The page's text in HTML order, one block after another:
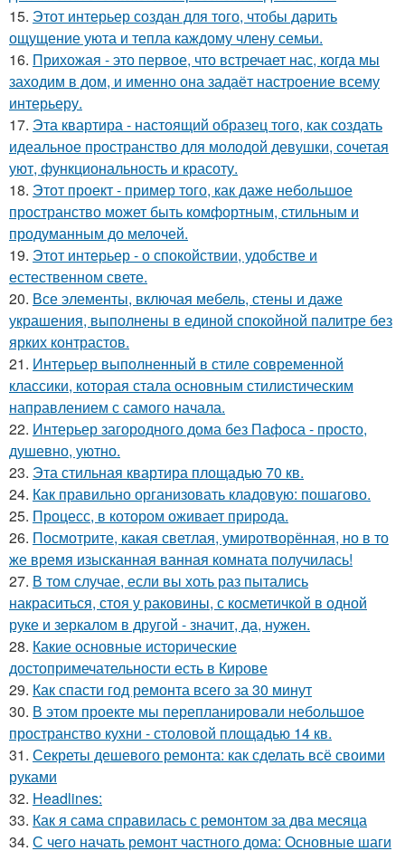
15. Этот интерьер создан для того, чтобы дарить
ощущение уюта и тепла каждому члену семьи.
16. Прихожая - это первое, что встречает нас, когда мы
заходим в дом, и именно она задаёт настроение всему
интерьеру.
17. Эта квартира - настоящий образец того, как создать
идеальное пространство для молодой девушки, сочетая
уют, функциональность и красоту.
18. Этот проект - пример того, как даже небольшое
пространство может быть комфортным, стильным и
продуманным до мелочей.
19. Этот интерьер - о спокойствии, удобстве и
естественном свете.
20. Все элементы, включая мебель, стены и даже
украшения, выполнены в единой спокойной палитре без
ярких контрастов.
21. Интерьер выполненный в стиле современной
классики, которая стала основным стилистическим
направлением с самого начала.
22. Интерьер загородного дома без Пафоса - просто,
душевно, уютно.
23. Эта стильная квартира площадью 70 кв.
24. Как правильно организовать кладовую: пошагово.
25. Процесс, в котором оживает природа.
26. Посмотрите, какая светлая, умиротворённая, но в то
же время изысканная ванная комната получилась!
27. В том случае, если вы хоть раз пытались
накраситься, стоя у раковины, с косметичкой в одной
руке и зеркалом в другой - значит, да, нужен.
28. Какие основные исторические
достопримечательности есть в Кирове
29. Как спасти год ремонта всего за 30 минут
30. В этом проекте мы перепланировали небольшое
пространство кухни - столовой площадью 14 кв.
31. Секреты дешевого ремонта: как сделать всё своими
руками
32. Headlines:
33. Как я сама справилась с ремонтом за два месяца
34. С чего начать ремонт частного дома: Основные шаги